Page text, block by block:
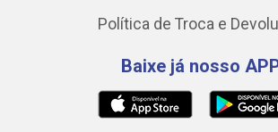
Política de Troca e
Baixe já nosso